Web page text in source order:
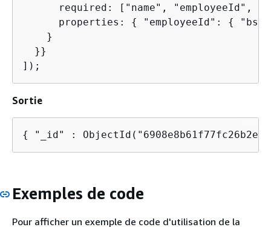
required: ["name", "employeeId",
      properties:
{ "employeeId": {
    }
  }}
]);
Sortie
{ "_id" :
Exemples de code
Pour afficher un exemple de code d'utilisation de la